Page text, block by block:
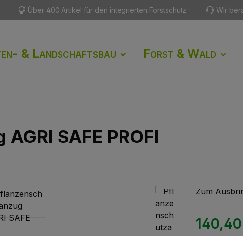
Über 400 Artikel für den integrierten Forstschutz Wir
& Landschaftsbau Forst & Wald
SAFE PROFI
Zum